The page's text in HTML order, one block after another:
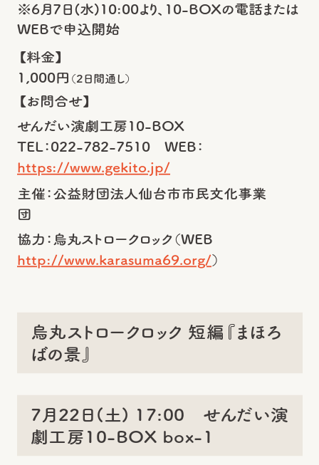
※6月7日(水)10:00より、10-BOXの電話または
WEBで申込開始
【料金】
1,000円 （2日間通し）
【お問合せ】
せんだい演劇工房10-BOX
TEL：022-782-7510 WEB：
https://www.gekito.jp/
主催： 公益財団法人仙台市市民文化事業
団
協力： 烏丸ストロークロック（WEB
http://www.karasuma69.org/）
烏丸ストロークロック 短編『まほろ
ばの景』
7月22日(土) 17:00 せんだい演
劇工房10-BOX box-1